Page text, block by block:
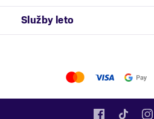
Služby leto